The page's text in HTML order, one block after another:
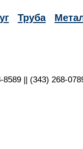
Труба
|| (343) 268-